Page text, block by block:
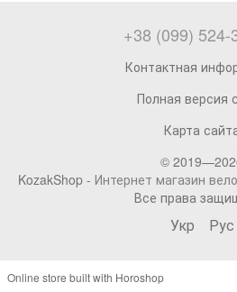
+38 (099) 524-
Контактная
Полная версия
Карта
©
KozakShop - Интернет магазин
Все права
Укр Рус
Online store built with Horoshop